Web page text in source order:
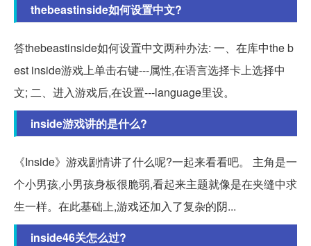
thebeastinside如何设置中文?
答thebeastinside如何设置中文两种办法: 一、在库中the b
est inside游戏上单击右键---属性,在语言选择卡上选择中
文; 二、进入游戏后,在设置---language里设。
inside游戏讲的是什么?
《Inside》游戏剧情讲了什么呢?一起来看看吧。 主角是一
个小男孩,小男孩身板很脆弱,看起来主题就像是在夹缝中求
生一样。在此基础上,游戏还加入了复杂的阴...
inside46关怎么过?